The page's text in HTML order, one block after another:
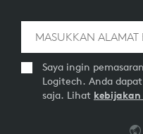
Saya ingin
Logitech. Anda
saja. Lihat